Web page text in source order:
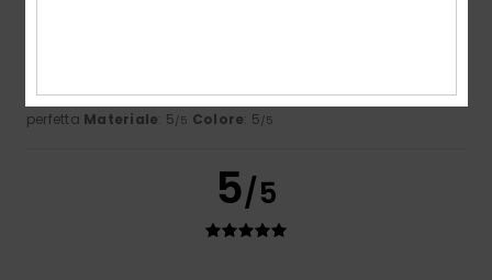
Comfort: 5/5 Rapporto qualità-prezzo: 4/5 Taglia: Taglia
perfetta Materiale: 5/5 Colore: 5/5
5/5